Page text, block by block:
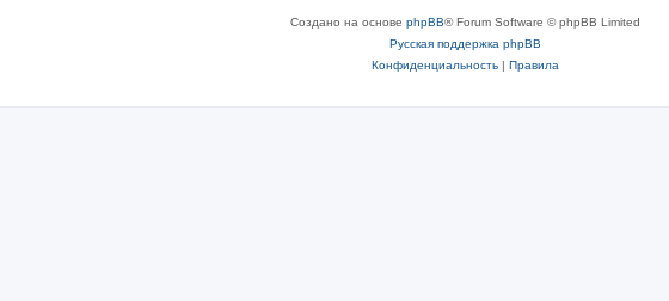
Создано на основе phpBB® Forum Software © phpBB Limited
Русская поддержка phpBB
Конфиденциальность| Правила